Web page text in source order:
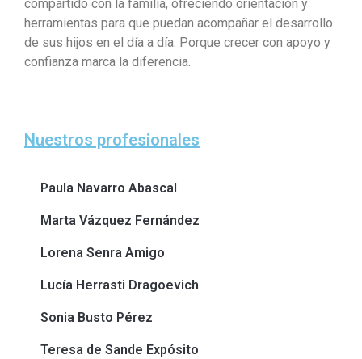
compartido con la familia, ofreciendo orientación y
herramientas para que puedan acompañar el desarrollo
de sus hijos en el día a día. Porque crecer con apoyo y
confianza marca la diferencia.
Nuestros profesionales
Paula Navarro Abascal
Marta Vázquez Fernández
Lorena Senra Amigo
Lucía Herrasti Dragoevich
Sonia Busto Pérez
Teresa de Sande Expósito